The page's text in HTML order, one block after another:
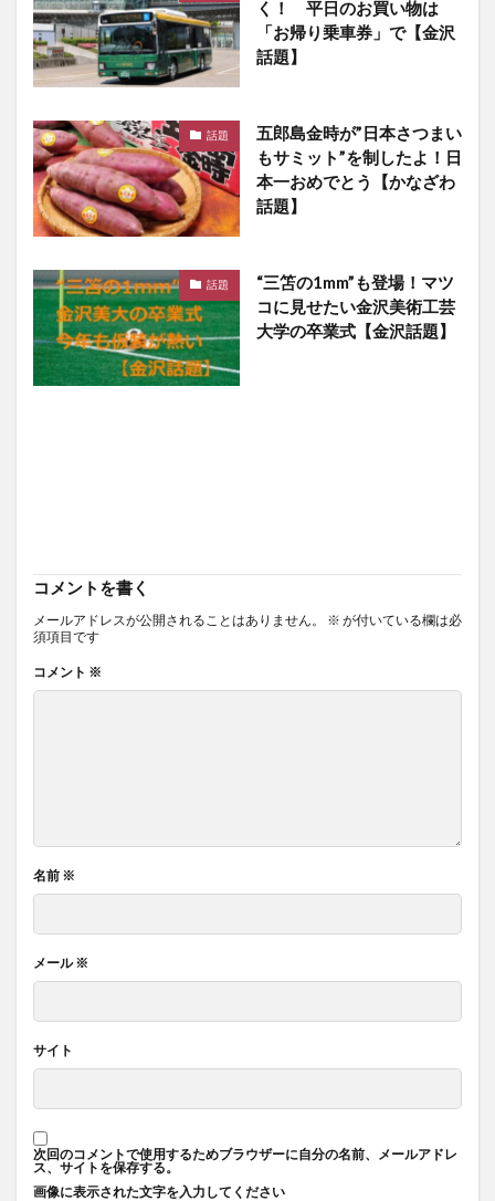
く！ 平日のお買い物は
「お帰り乗車券」で【金沢
話題】
話題
五郎島金時が”日本さつまい
もサミット”を制したよ！日
本一おめでとう【かなざわ
話題】
話題
“三笘の1mm”も登場！マツ
コに見せたい金沢美術工芸
大学の卒業式【金沢話題】
コメントを書く
メールアドレスが公開されることはありません。 ※ が付いている欄は必
須項目です
コメント ※
名前 ※
メール※
サイト
次回のコメントで使用するためブラウザーに自分の名前、メールアドレ
ス、サイトを保存する。
画像に表示された文字を入力してください